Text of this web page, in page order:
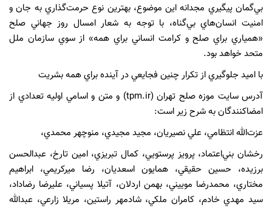
بي‌گمان پيگيري مجدانه اين موضوع، بهترين نوع حرمت‌گذاري به جان و
امنيت انسان‌هاي بي‌گناه، با توجه به شعار امسال روز جهاني صلح
«همياري براي صلح و كرامت انساني براي همه» از سوي سازمان ملل
متحد خواهد بود.
با اميد جلوگيري از تكرار چنين فجايعي در آينده براي همه بشريت
آدرس سايت موزه صلح تهران (tpm.ir) و متن و اسامي اوليه تعدادي از
امضاكنندگان به شرح زير است:
عزت‌الله انتظامي، علي نصيريان، مجيد مجيدي، منوچهر محمدي،
رخشان بني‌اعتماد، پرويز پرستويي، كمال تبريزي، امين تارخ، عبدالحسن
برزيده، حسين حقيقي، همايون اسعديان، رضا ميركريمي، ابراهيم
مختاري، محمدرضا موييني، بهمن اردلان، آتيلا پسياني، عليرضا رضاداد،
سيد مهدي خادم، كامران ملكي، شادمهر راستين، مريلا زارعي، عبدالله